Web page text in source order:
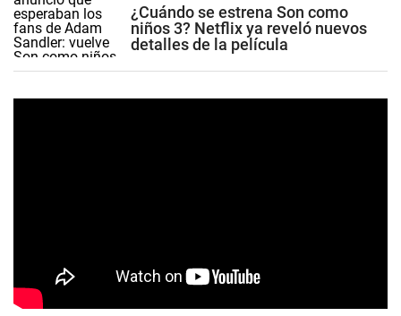
¿Cuándo se estrena Son como
niños 3? Netflix ya reveló nuevos
detalles de la película